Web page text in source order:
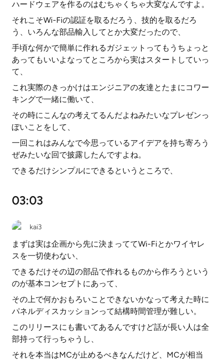
ハードウェアを作るのはむちゃくちゃ大変なんですよ。
それこそWi-Fiの認証を取るだろう、技的を取るだろ
う、いろんな部品輸入してとか大変だったので、
手頃な何かで簡単に作れるガジェットってもうちょっと
あってもいいよなってところから実はスタートしていっ
て、
これ実際のきっかけはエンジニアの友達とたまにコワー
キングで一緒に働いて、
その時にこんなの考えてるんだよねみたいなプレゼンっ
ぽいことをして、
一回これはみんなで今思っているアイデアを持ち寄ろう
ぜみたいな回で披露したんですよね。
できるだけシンプルにできるというところで、
03:03
kai3
まずは実は企画から先に決まっててWi-Fiとかワイヤレ
スを一切使わない、
できるだけその辺の部品で作れるものから作ろうという
のが基本コンセプトにあって、
その上で何かおもろいことできないかなって考えた時に
パネルディスカッションって結構時間管理が難しい。
このリリースにも書いてあるんですけど話が長い人は全
部持って行っちゃうし、
それを本当はMCが止めるべきなんだけど、MCが相当